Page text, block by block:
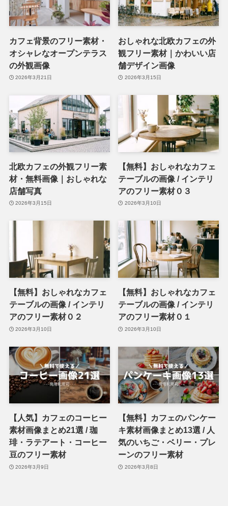
カフェ背景のフリー素材・
オシャレなオープンテラス
の外観画像
2026年3月21日
おしゃれな北欧カフェの外
観フリー素材｜かわいい店
舗デザイン画像
2026年3月15日
北欧カフェの外観フリー素
材・無料画像｜おしゃれな
店舗写真
2026年3月15日
【無料】おしゃれなカフェ
テーブルの画像 / インテリ
アのフリー素材０３
2026年3月10日
【無料】おしゃれなカフェ
テーブルの画像 / インテリ
アのフリー素材０２
2026年3月10日
【無料】おしゃれなカフェ
テーブルの画像 / インテリ
アのフリー素材０１
2026年3月10日
【人気】カフェのコーヒー
素材画像まとめ21選 / 珈
琲・ラテアート・コーヒー
豆のフリー素材
2026年3月9日
【無料】カフェのパンケー
キ素材画像まとめ13選 / 人
気のいちご・ベリー・プレ
ーンのフリー素材
2026年3月8日